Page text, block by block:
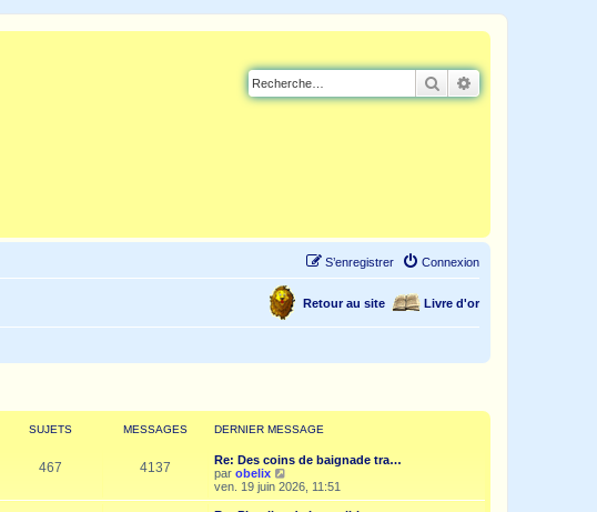
Rechercher
Connexion
S’enregistrer
Livre d'or
Retour au site
SUJETS MESSAGES DERNIER MESSAGE
467 4137
Re: Des coins de baignade tra…
par obelix
o
i
ven. 19 juin 2026, 11:51